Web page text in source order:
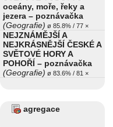
oceány, moře, řeky a
jezera – poznávačka
(Geografie) ø 85.8% / 77 ×
NEJZNÁMĚJŠÍ A
NEJKRÁSNĚJŠÍ ČESKÉ A
SVĚTOVÉ HORY A
POHOŘÍ – poznávačka
(Geografie) ø 83.6% / 81 ×
agregace